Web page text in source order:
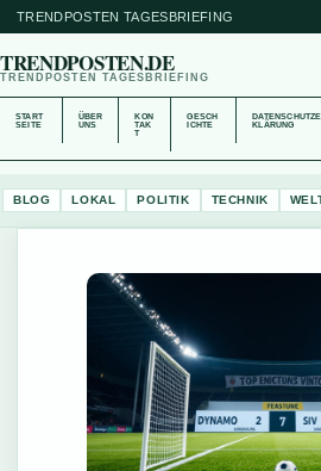
TRENDPOSTEN TAGESBRIEFING
TRENDPOSTEN.DE
TRENDPOSTEN TAGESBRIEFING
START
SEITE
ÜBER
UNS
KON
TAK
T
GESCH
ICHTE
KLÄRUNG
BLOG LOKAL POLITIK TECHNIK